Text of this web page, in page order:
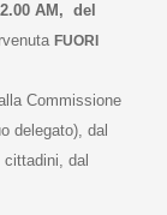
AM, del
FUORI
Commissione
delegato), dal
dal